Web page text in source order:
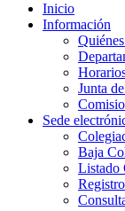
Inicio
Información
Junta
Sede
Baja
Listado